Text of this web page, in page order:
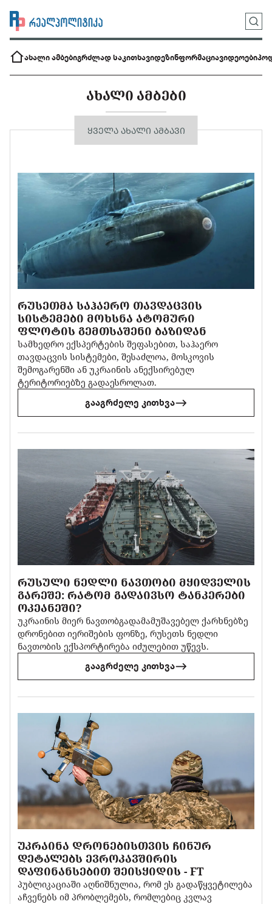
ახალი ამბებიგრძლად საკითხავიდეზინფორმაციავიდეოები
ᲐᲮᲐᲚᲘ ᲐᲛᲑᲔᲑᲘ
ᲧᲕᲔᲚᲐ ᲐᲮᲐᲚᲘ ᲐᲛᲑᲐᲕᲘ
ᲠᲣᲡᲔᲗᲛᲐ ᲡᲐᲰᲐᲔᲠᲝ ᲗᲐᲕᲓᲐᲪᲕᲘᲡ
ᲡᲘᲡᲢᲔᲛᲔᲑᲘ ᲛᲝᲮᲡᲜᲐ ᲐᲢᲝᲛᲣᲠᲘ
ᲤᲚᲝᲢᲘᲡ ᲒᲔᲛᲗᲡᲐᲨᲔᲜᲘ ᲑᲐᲖᲘᲓᲐᲜ
სამხედრო ექსპერტების შეფასებით, საჰაერო
თავდაცვის სისტემები, შესაძლოა, მოსკოვის
შემოგარენში ან უკრაინის ანექსირებულ
ტერიტორიებზე გადაესროლათ.
გააგრძელე კითხვა
ᲠᲣᲡᲣᲚᲘ ᲜᲔᲓᲚᲘ ᲜᲐᲕᲗᲝᲑᲘ ᲛᲧᲘᲓᲕᲔᲚᲘᲡ
ᲒᲐᲠᲔᲨᲔ: ᲠᲐᲢᲝᲛ ᲒᲐᲓᲐᲘᲕᲡᲝ ᲢᲐᲜᲙᲔᲠᲔᲑᲘ
ᲝᲙᲔᲐᲜᲔᲨᲘ?
უკრაინის მიერ ნავთობგადამამუშავებელ ქარხნებზე
დრონებით იერიშების ფონზე, რუსეთს ნედლი
ნავთობის ექსპორტირება იძულებით უწევს.
გააგრძელე კითხვა
ᲣᲙᲠᲐᲘᲜᲐ ᲓᲠᲝᲜᲔᲑᲘᲡᲗᲕᲘᲡ ᲩᲘᲜᲣᲠ
ᲓᲔᲢᲐᲚᲔᲑᲡ ᲔᲕᲠᲝᲙᲐᲕᲨᲘᲠᲘᲡ
ᲓᲐᲤᲘᲜᲐᲜᲡᲔᲑᲘᲗ ᲨᲔᲘᲡᲧᲘᲓᲘᲡ - FT
პუბლიკაციაში აღნიშნულია, რომ ეს გადაწყვეტილება
აჩვენებს იმ პრობლემებს, რომლებიც კვლავ